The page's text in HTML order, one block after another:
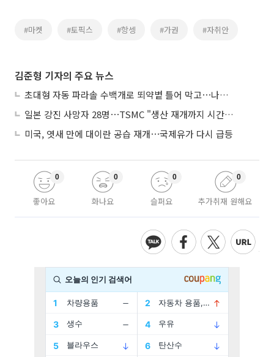
#마켓 #토픽스 #항셍 #가권 #자취안
김준형 기자의 주요 뉴스
초대형 자동 파라솔 수백개로 뙤약볕 틀어 막고⋯나라별 폭염 생존법
일본 강진 사망자 28명⋯TSMC "생산 재개까지 시간 필요해"
미국, 엿새 만에 대이란 공습 재개⋯국제유가 다시 급등
좋아요
0
화나요
0
슬퍼요
0
추가취재 원해요
0